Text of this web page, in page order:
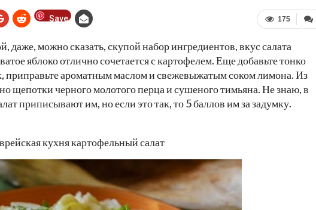
175
Save
даже, можно сказать, скупой набор ингредиентов, вкус салата
яблоко отлично сочетается с картофелем. Еще добавьте тонко
приправьте ароматным маслом и свежевыжатым соком лимона. Из
щепотки черного молотого перца и сушеного тимьяна. Не знаю, в
приписывают им, но если это так, то 5 баллов им за задумку.
кухня картофельный салат